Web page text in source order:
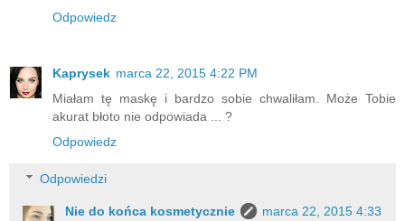
Odpowiedz
Kaprysek marca 22, 2015 4:22 PM
Miałam tę maskę i bardzo sobie chwaliłam. Może Tobie
akurat błoto nie odpowiada ... ?
Odpowiedz
Odpowiedzi
Nie do końca kosmetycznie
marca 22, 2015 4:33